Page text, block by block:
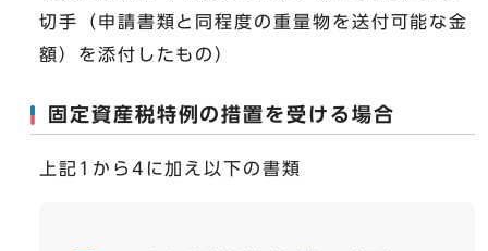
切手（申請書類と同程度の重量物を送付可能な金
額）を添付したもの）
固定資産税特例の措置を受ける場合
上記1から4に加え以下の書類